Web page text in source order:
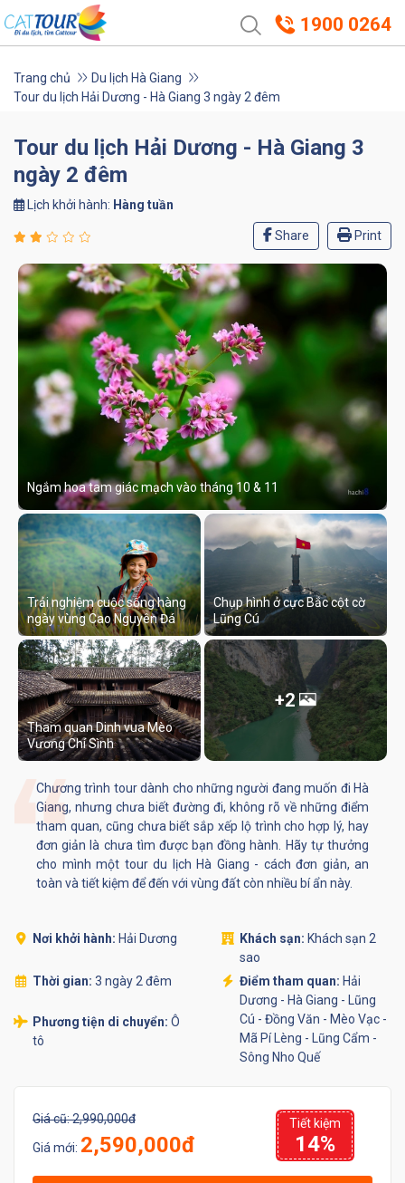
1900 0264
Trang chủ
Du lịch Hà Giang
Tour du lịch Hải Dương - Hà Giang 3 ngày 2 đêm
Tour du lịch Hải Dương - Hà Giang 3
ngày 2 đêm
Lịch khởi hành: Hàng tuần
Share Print
Ngắm hoa tam giác mạch vào tháng 10 & 11
Trải nghiệm cuộc sống hàng
ngày vùng Cao Nguyên Đá
Chụp hình ở cực Bắc cột cờ
Lũng Cú
Tham quan Dinh vua Mèo
Vương Chí Sình
+2
Chương trình tour dành cho những người đang muốn đi Hà
Giang, nhưng chưa biết đường đi, không rõ về những điểm
tham quan, cũng chưa biết sắp xếp lộ trình cho hợp lý, hay
đơn giản là chưa tìm được bạn đồng hành. Hãy tự thưởng
cho mình một tour du lịch Hà Giang - cách đơn giản, an
toàn và tiết kiệm để đến với vùng đất còn nhiều bí ẩn này.
Nơi khởi hành: Hải Dương Khách sạn: Khách sạn 2
sao
Thời gian: 3 ngày 2 đêm Điểm tham quan: Hải
Dương - Hà Giang - Lũng
Cú - Đồng Văn - Mèo Vạc -
Mã Pí Lèng - Lũng Cẩm -
Sông Nho Quế
Phương tiện di chuyển: Ô
tô
Giá cũ:2,990,000đ
Giá mới: 2,590,000đ
Tiết kiệm
14%